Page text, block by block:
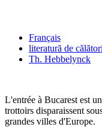
Français
literatură de
Th. Hebbelynck
L'entrée à Bucarest est
trottoirs disparaissent
grandes villes d'Europe.